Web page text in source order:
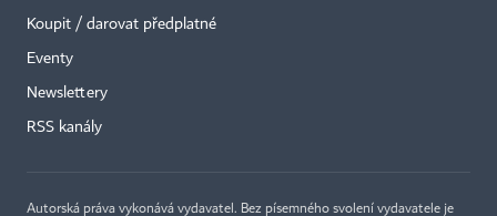
Koupit / darovat předplatné
Eventy
Newslettery
RSS kanály
Autorská práva vykonává vydavatel. Bez písemného svolení vydavatele je